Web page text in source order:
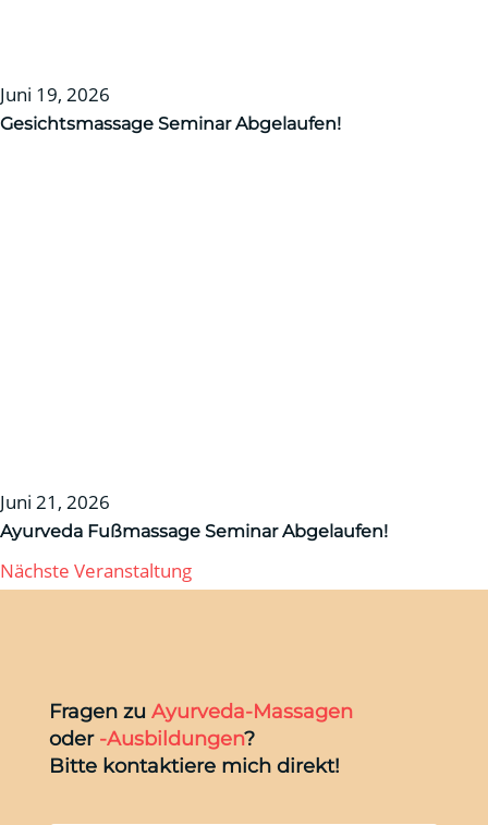
Juni 19, 2026
Gesichtsmassage Seminar Abgelaufen!
Juni 21, 2026
Ayurveda Fußmassage Seminar Abgelaufen!
Nächste Veranstaltung
Fragen zu Ayurveda-Massagen
oder -Ausbildungen?
Bitte kontaktiere mich direkt!